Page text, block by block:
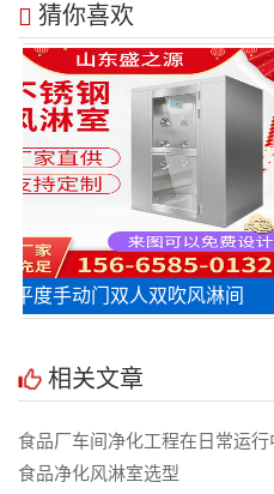
猜你喜欢
手动门双人双吹风淋间
相关文章
食品厂车间净化工程在日常运行
食品净化风淋室选型